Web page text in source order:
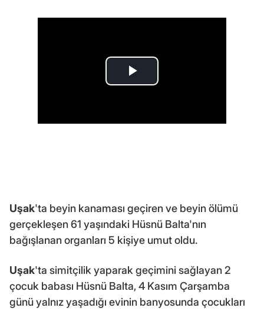
Uşak'ta beyin kanaması geçiren ve beyin ölümü
gerçekleşen 61 yaşındaki Hüsnü Balta'nın
bağışlanan organları 5 kişiye umut oldu.
Uşak'ta simitçilik yaparak geçimini sağlayan 2
çocuk babası Hüsnü Balta, 4 Kasım Çarşamba
günü yalnız yaşadığı evinin banyosunda çocukları